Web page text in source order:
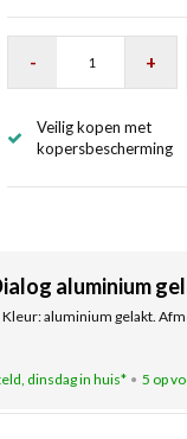
- +
Veilig kopen met
kopersbescherming
aluminium
aluminium gelakt.
dinsdag in huis* 5 op